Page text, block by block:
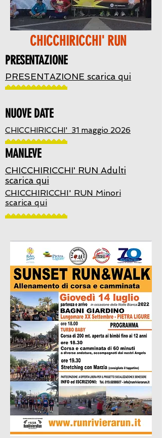
CHICCHIRICCHI' RUN
PRESENTAZIONE
PRESENTAZIONE scarica qui
NUOVE DATE
CHICCHIRICCHI' 31 maggio 2026
MANLEVE
CHICCHIRICCHI' RUN Adulti
scarica qui
CHICCHIRICCHI' RUN Minori
scarica qui